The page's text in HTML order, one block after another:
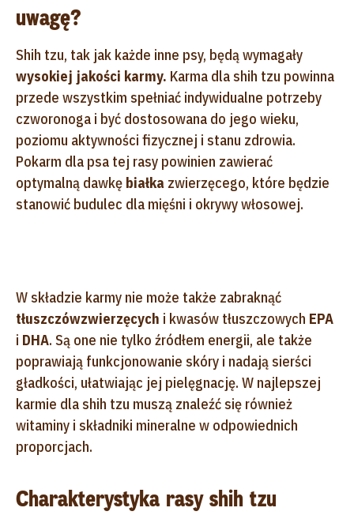
uwagę?
Shih tzu, tak jak każde inne psy, będą wymagały
wysokiej jakości karmy. Karma dla shih tzu powinna
przede wszystkim spełniać indywidualne potrzeby
czworonoga i być dostosowana do jego wieku,
poziomu aktywności fizycznej i stanu zdrowia.
Pokarm dla psa tej rasy powinien zawierać
optymalną dawkę białka zwierzęcego, które będzie
stanowić budulec dla mięśni i okrywy włosowej.
W składzie karmy nie może także zabraknąć
tłuszczówzwierzęcych i kwasów tłuszczowych EPA
i DHA. Są one nie tylko źródłem energii, ale także
poprawiają funkcjonowanie skóry i nadają sierści
gładkości, ułatwiając jej pielęgnację. W najlepszej
karmie dla shih tzu muszą znaleźć się również
witaminy i składniki mineralne w odpowiednich
proporcjach.
Charakterystyka rasy shih tzu